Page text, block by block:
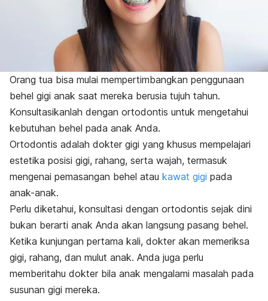
Orang tua bisa mulai mempertimbangkan penggunaan
behel gigi anak saat mereka berusia tujuh tahun.
Konsultasikanlah dengan ortodontis untuk mengetahui
kebutuhan behel pada anak Anda.
Ortodontis adalah dokter gigi yang khusus mempelajari
estetika posisi gigi, rahang, serta wajah, termasuk
mengenai pemasangan behel atau kawat gigi pada
anak-anak.
Perlu diketahui, konsultasi dengan ortodontis sejak dini
bukan berarti anak Anda akan langsung pasang behel.
Ketika kunjungan pertama kali, dokter akan memeriksa
gigi, rahang, dan mulut anak. Anda juga perlu
memberitahu dokter bila anak mengalami masalah pada
susunan gigi mereka.